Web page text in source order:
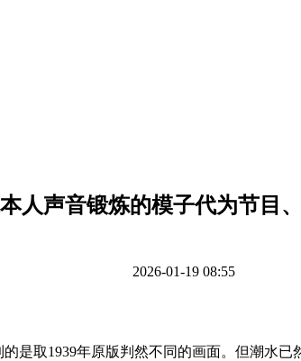
人声音锻炼的模子代为节目
2026-01-19 08:55
取1939年原版判然不同的画面。但潮水已